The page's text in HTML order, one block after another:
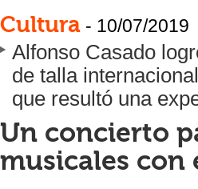
Cultura - 10/07/2019
Alfonso Casado
de talla
que resultó una
Un concierto
musicales